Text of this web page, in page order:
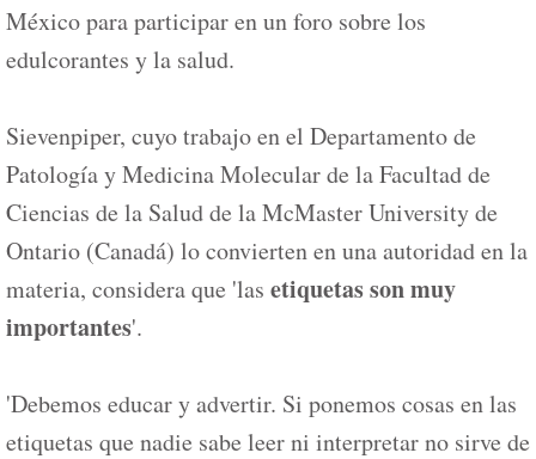
México para participar en un foro sobre los
edulcorantes y la salud.
Sievenpiper, cuyo trabajo en el Departamento de
Patología y Medicina Molecular de la Facultad de
Ciencias de la Salud de la McMaster University de
Ontario (Canadá) lo convierten en una autoridad en la
materia, considera que 'las etiquetas son muy
importantes'.
'Debemos educar y advertir. Si ponemos cosas en las
etiquetas que nadie sabe leer ni interpretar no sirve de